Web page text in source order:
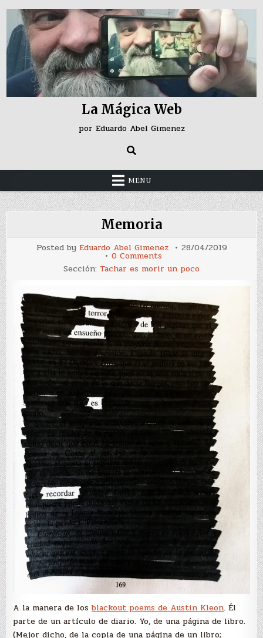
Skip
content
La Mágica Web
por Eduardo Abel Gimenez
MENU
Memoria
Posted by Eduardo Abel Gimenez 28/04/2019
0 Commentson
Sección: Tachar es morir un poco
A la manera de losblackout poems de Austin Kleon. Él
parte de un artículo de diario. Yo, de una página de libro.
(Mejor dicho, de la copia de una página de un libro;